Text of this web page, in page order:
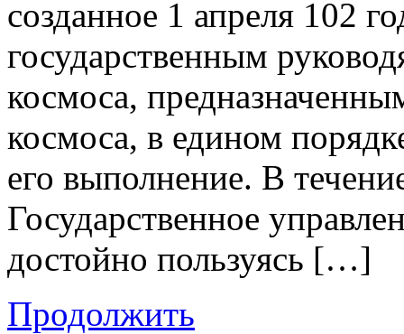
созданное 1 апреля 102
государственным
космоса,
космоса, в едином
его выполнение. В
Государственное
достойно пользуясь […]
Продолжить